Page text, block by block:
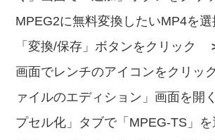
MPEG2に無料変換したいMP4を
「変換/保存」ボタンをクリック
画面でレンチのアイコンをクリッ
ァイルのエディション」画面を開
プセル化」タブで「MPEG-TS」